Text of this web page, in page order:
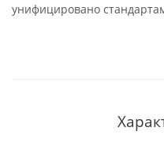
унифицировано